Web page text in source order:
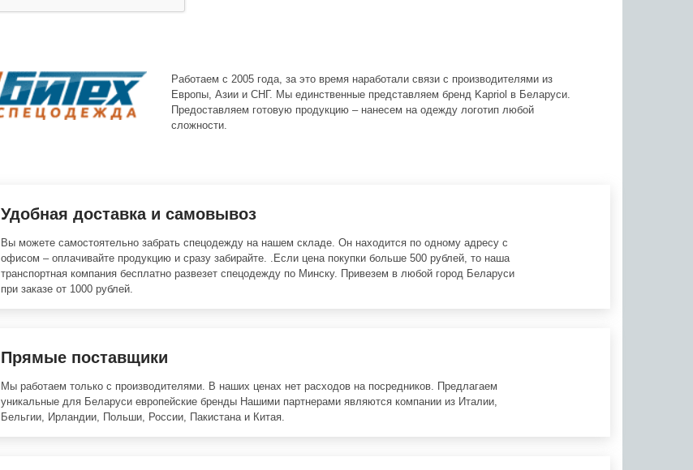
Работаем с 2005 года, за это время наработали связи с производителями из
Европы, Азии и СНГ. Мы единственные представляем бренд Kapriol в Беларуси.
Предоставляем готовую продукцию – нанесем на одежду логотип любой
сложности.
Удобная доставка и самовывоз
Вы можете самостоятельно забрать спецодежду на нашем складе. Он находится по одному адресу с
офисом – оплачивайте продукцию и сразу забирайте. .Если цена покупки больше 500 рублей, то наша
транспортная компания бесплатно развезет спецодежду по Минску. Привезем в любой город Беларуси
при заказе от 1000 рублей.
Прямые поставщики
Мы работаем только с производителями. В наших ценах нет расходов на посредников. Предлагаем
уникальные для Беларуси европейские бренды Нашими партнерами являются компании из Италии,
Бельгии, Ирландии, Польши, России, Пакистана и Китая.